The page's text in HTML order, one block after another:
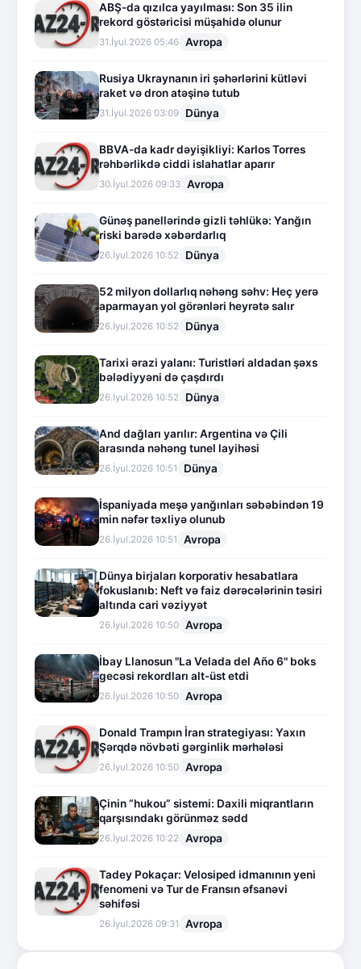
ABŞ-da qızılca yayılması: Son 35 ilin
rekord göstəricisi müşahidə olunur
31.İyul.2026 05:46 Avropa
Rusiya Ukraynanın iri şəhərlərini kütləvi
raket və dron atəşinə tutub
31.İyul.2026 03:09 Dünya
BBVA-da kadr dəyişikliyi: Karlos Torres
rəhbərlikdə ciddi islahatlar aparır
30.İyul.2026 09:33 Avropa
Günəş panellərində gizli təhlükə: Yanğın
riski barədə xəbərdarlıq
26.İyul.2026 10:52 Dünya
52 milyon dollarlıq nəhəng səhv: Heç yerə
aparmayan yol görənləri heyrətə salır
26.İyul.2026 10:52 Dünya
Tarixi ərazi yalanı: Turistləri aldadan şəxs
bələdiyyəni də çaşdırdı
26.İyul.2026 10:52 Dünya
And dağları yarılır: Argentina və Çili
arasında nəhəng tunel layihəsi
26.İyul.2026 10:51 Dünya
İspaniyada meşə yanğınları səbəbindən 19
min nəfər təxliyə olunub
26.İyul.2026 10:51 Avropa
Dünya birjaları korporativ hesabatlara
fokuslanıb: Neft və faiz dərəcələrinin təsiri
altında cari vəziyyət
26.İyul.2026 10:50 Avropa
İbay Llanosun "La Velada del Año 6" boks
gecəsi rekordları alt-üst etdi
26.İyul.2026 10:50 Avropa
Donald Trampın İran strategiyası: Yaxın
Şərqdə növbəti gərginlik mərhələsi
26.İyul.2026 10:50 Avropa
Çinin “hukou” sistemi: Daxili miqrantların
qarşısındakı görünməz sədd
26.İyul.2026 10:22 Avropa
Tadey Pokaçar: Velosiped idmanının yeni
fenomeni və Tur de Fransın əfsanəvi
səhifəsi
26.İyul.2026 09:31 Avropa